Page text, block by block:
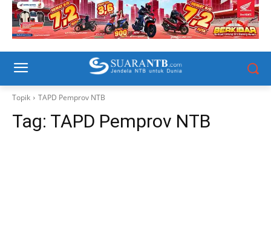
Topik TAPD Pemprov NTB
Tag: TAPD Pemprov NTB